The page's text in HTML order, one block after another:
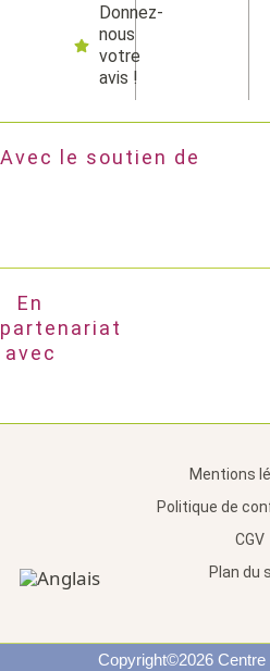
Donnez-
nous
votre
avis !
Avec le soutien de
En
partenariat
avec
Mentions
Politique de
CGV
Plan du
Copyright©2026